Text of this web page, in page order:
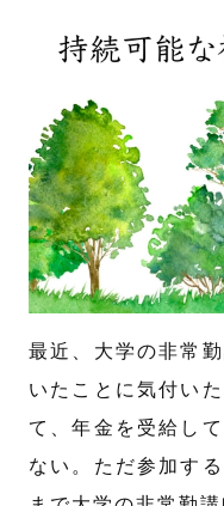
最近、大学の非常
いたことに気付い
て、年金を受給し
ない。ただ参加す